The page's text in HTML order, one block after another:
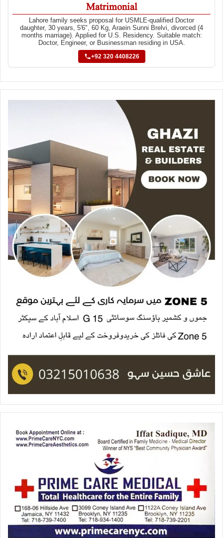
Matrimonial
Lahore family seeks proposal for USMLE-qualified Doctor
daughter, 30 years, 5'6", 60 Kg, Araein Sunni Brelvi, divorced (4
months marriage). Applied for U.S. Residency. Suitable match:
Doctor, Engineer, or Businessman residing in USA.
+92 320 4408226